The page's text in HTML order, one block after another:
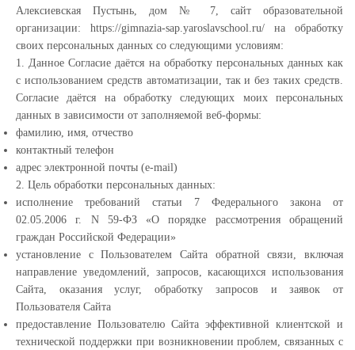
Алексиевская Пустынь, дом № 7, сайт образовательной
организации: https://gimnazia-sap.yaroslavschool.ru/ на обработку
своих персональных данных со следующими условиям:
1. Данное Согласие даётся на обработку персональных данных как
с использованием средств автоматизации, так и без таких средств.
Согласие даётся на обработку следующих моих персональных
данных в зависимости от заполняемой веб-формы:
фамилию, имя, отчество
контактный телефон
адрес электронной почты (e-mail)
2. Цель обработки персональных данных:
исполнение требований статьи 7 Федерального закона от
02.05.2006 г. N 59-ФЗ «О порядке рассмотрения обращений
граждан Российской Федерации»
установление с Пользователем Сайта обратной связи, включая
направление уведомлений, запросов, касающихся использования
Сайта, оказания услуг, обработку запросов и заявок от
Пользователя Сайта
предоставление Пользователю Сайта эффективной клиентской и
технической поддержки при возникновении проблем, связанных с